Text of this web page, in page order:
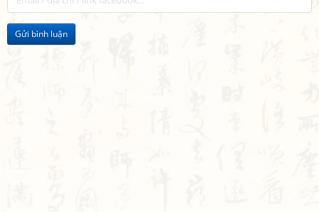
Gửi bình luận